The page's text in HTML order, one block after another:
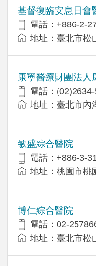
基督復臨安息日會
電話：+886-2-
地址：臺北市松
康寧醫療財團法人
電話：
地址：臺北市內
敏盛綜合醫院
電話：+886-3-
地址：桃園市桃
博仁綜合醫院
電話：02-
地址：臺北市松